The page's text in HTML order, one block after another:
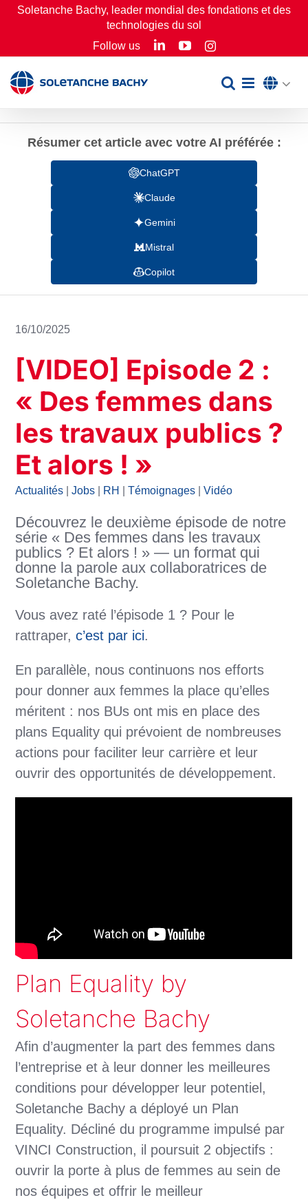
Passer
Soletanche Bachy, leader mondial des fondations et des
technologies du sol
Follow us
LinkedInYouTubeInstagram
Résumer cet article avec votre AI préférée :
ChatGPT
Claude
Gemini
Mistral
Copilot
16/10/2025
[VIDEO] Episode 2 :
« Des femmes dans
les travaux publics ?
Et alors ! »
Actualités |Jobs RH |Témoignages |Vidéo
Découvrez le deuxième épisode de notre
série « Des femmes dans les travaux
publics ? Et alors ! » — un format qui
donne la parole aux collaboratrices de
Soletanche Bachy.
Vous avez raté l’épisode 1 ? Pour le
rattraper,c’est par ici.
En parallèle, nous continuons nos efforts
pour donner aux femmes la place qu’elles
méritent : nos BUs ont mis en place des
plans Equality qui prévoient de nombreuses
actions pour faciliter leur carrière et leur
ouvrir des opportunités de développement.
Plan Equality by
Soletanche Bachy
Afin d’augmenter la part des femmes dans
l’entreprise et à leur donner les meilleures
conditions pour développer leur potentiel,
Soletanche Bachy a déployé un Plan
Equality. Décliné du programme impulsé par
VINCI Construction, il poursuit 2 objectifs :
ouvrir la porte à plus de femmes au sein de
nos équipes et offrir le meilleur